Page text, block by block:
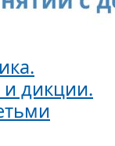
дикции.